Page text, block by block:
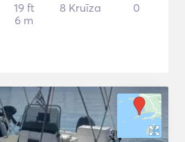
19 ft
6 m
8 Kruīza 0